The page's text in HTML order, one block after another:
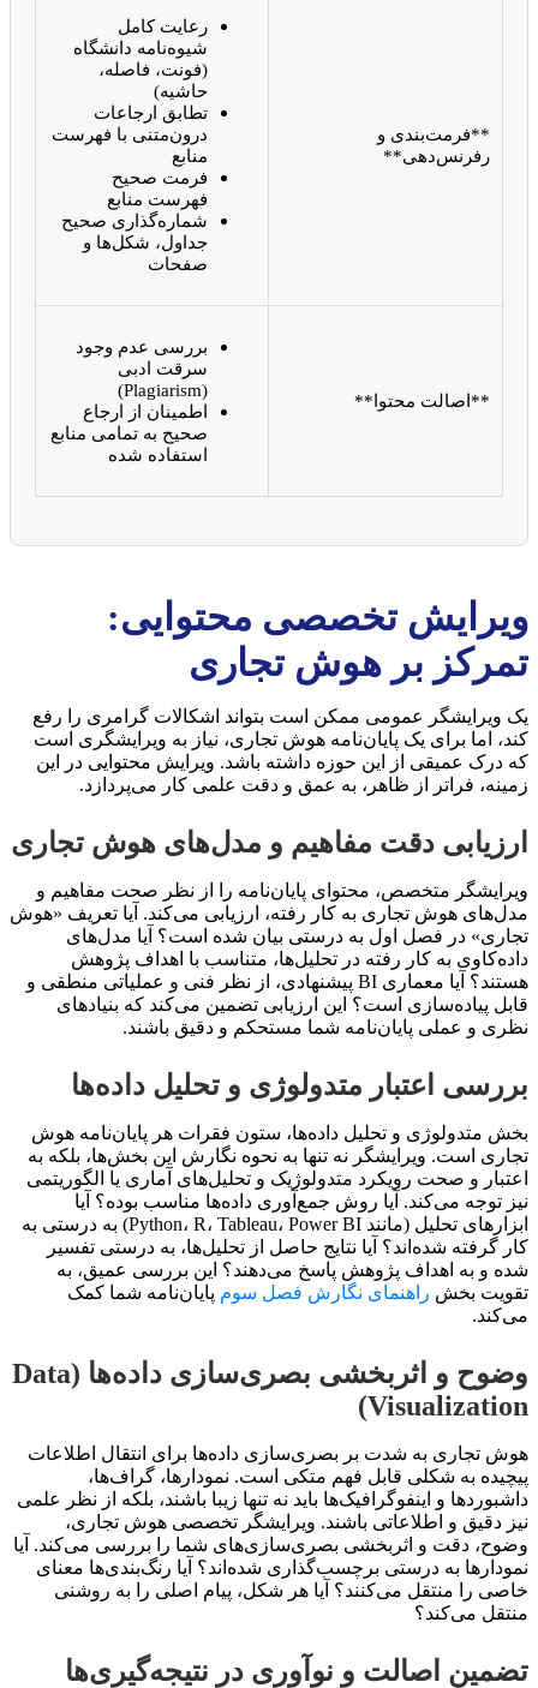
**فرمت‌بندی و
رفرنس‌دهی**
رعایت کامل
شیوه‌نامه دانشگاه
(فونت، فاصله،
حاشیه)
تطابق ارجاعات
درون‌متنی با فهرست
منابع
فرمت صحیح
فهرست منابع
شماره‌گذاری صحیح
جداول، شکل‌ها و
صفحات
**اصالت محتوا**
بررسی عدم وجود
سرقت ادبی
(Plagiarism)
اطمینان از ارجاع
صحیح به تمامی منابع
استفاده شده
ویرایش تخصصی محتوایی:
تمرکز بر هوش تجاری
یک ویرایشگر عمومی ممکن است بتواند اشکالات گرامری را رفع
کند، اما برای یک پایان‌نامه هوش تجاری، نیاز به ویرایشگری است
که درک عمیقی از این حوزه داشته باشد. ویرایش محتوایی در این
زمینه، فراتر از ظاهر، به عمق و دقت علمی کار می‌پردازد.
ارزیابی دقت مفاهیم و مدل‌های هوش تجاری
ویرایشگر متخصص، محتوای پایان‌نامه را از نظر صحت مفاهیم و
مدل‌های هوش تجاری به کار رفته، ارزیابی می‌کند. آیا تعریف «هوش
تجاری» در فصل اول به درستی بیان شده است؟ آیا مدل‌های
داده‌کاوی به کار رفته در تحلیل‌ها، متناسب با اهداف پژوهش
هستند؟ آیا معماری BI پیشنهادی، از نظر فنی و عملیاتی منطقی و
قابل پیاده‌سازی است؟ این ارزیابی تضمین می‌کند که بنیادهای
نظری و عملی پایان‌نامه شما مستحکم و دقیق باشند.
بررسی اعتبار متدولوژی و تحلیل داده‌ها
بخش متدولوژی و تحلیل داده‌ها، ستون فقرات هر پایان‌نامه هوش
تجاری است. ویرایشگر نه تنها به نحوه نگارش این بخش‌ها، بلکه به
اعتبار و صحت رویکرد متدولوژیک و تحلیل‌های آماری یا الگوریتمی
نیز توجه می‌کند. آیا روش جمع‌آوری داده‌ها مناسب بوده؟ آیا
ابزارهای تحلیل (مانند Python، R، Tableau، Power BI) به درستی به
کار گرفته شده‌اند؟ آیا نتایج حاصل از تحلیل‌ها، به درستی تفسیر
شده و به اهداف پژوهش پاسخ می‌دهند؟ این بررسی عمیق، به
تقویت بخش راهنمای نگارش فصل سوم پایان‌نامه شما کمک
می‌کند.
وضوح و اثربخشی بصری‌سازی داده‌ها (Data
Visualization)
هوش تجاری به شدت بر بصری‌سازی داده‌ها برای انتقال اطلاعات
پیچیده به شکلی قابل فهم متکی است. نمودارها، گراف‌ها،
داشبوردها و اینفوگرافیک‌ها باید نه تنها زیبا باشند، بلکه از نظر علمی
نیز دقیق و اطلاعاتی باشند. ویرایشگر تخصصی هوش تجاری،
وضوح، دقت و اثربخشی بصری‌سازی‌های شما را بررسی می‌کند. آیا
نمودارها به درستی برچسب‌گذاری شده‌اند؟ آیا رنگ‌بندی‌ها معنای
خاصی را منتقل می‌کنند؟ آیا هر شکل، پیام اصلی را به روشنی
منتقل می‌کند؟
تضمین اصالت و نوآوری در نتیجه‌گیری‌ها